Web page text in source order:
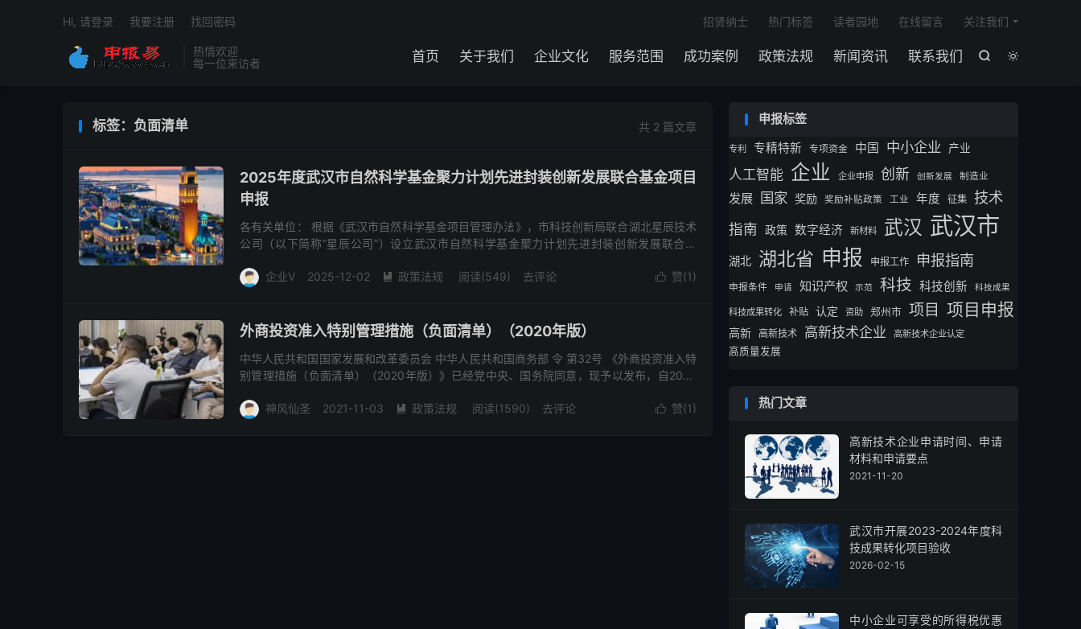
热情欢迎
每一位来访者


首页 关于我们 企业文化 服务范围 成功案例 政策法规 新闻资讯 联系我们
招贤纳士 热门标签 读者园地 在线留言 关注我们
Hi, 请登录 我要注册 找回密码
共 2 篇文章
标签：负面清单
2025年度武汉市自然科学基金聚力计划先进封装创新发展联合基金项目
申报
各有关单位： 根据《武汉市自然科学基金项目管理办法》，市科技创新局联合湖北星辰技术
公司（以下简称“星辰公司”）设立武汉市自然科学基金聚力计划先进封装创新发展联合基
 赞(1)
企业V 2025-12-02  政策法规 阅读(549) 去评论
外商投资准入特别管理措施（负面清单）（2020年版）
中华人民共和国国家发展和改革委员会 中华人民共和国商务部 令 第32号 《外商投资准入特
别管理措施（负面清单）（2020年版）》已经党中央、国务院同意，现予以发布，自2020
 赞(1)
神风仙圣 2021-11-03  政策法规 阅读(1590) 去评论
申报标签
专利 专精特新 专项资金 中国 中小企业 产业
人工智能 企业 企业申报 创新 创新发展 制造业
发展 国家 奖励 奖励补贴政策 工业 年度 征集 技术
指南 政策 数字经济 新材料 武汉 武汉市
湖北 湖北省 申报 申报工作 申报指南
申报条件 申请 知识产权 示范 科技 科技创新 科技成果
科技成果转化 补贴 认定 资助 郑州市 项目 项目申报
高新 高新技术 高新技术企业 高新技术企业认定
高质量发展
热门文章
高新技术企业申请时间、申请
材料和申请要点
2021-11-20
武汉市开展2023-2024年度科
技成果转化项目验收
2026-02-15
中小企业可享受的所得税优惠